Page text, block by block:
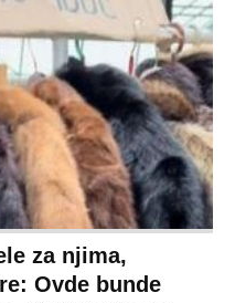
za njima,
Ovde bunde